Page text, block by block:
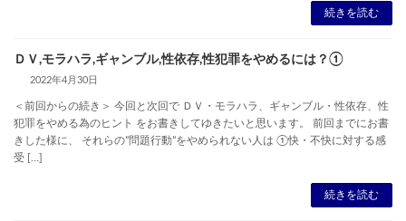
続きを読む
ＤＶ,モラハラ,ギャンブル,性依存,性犯罪をやめるには？①
2022年4月30日
＜前回からの続き＞ 今回と次回で ＤＶ・モラハラ、ギャンブル・性依存、性
犯罪をやめる為のヒント をお書きしてゆきたいと思います。 前回までにお書
きした様に、 それらの”問題行動”をやめられない人は ①快・不快に対する感
受 […]
続きを読む